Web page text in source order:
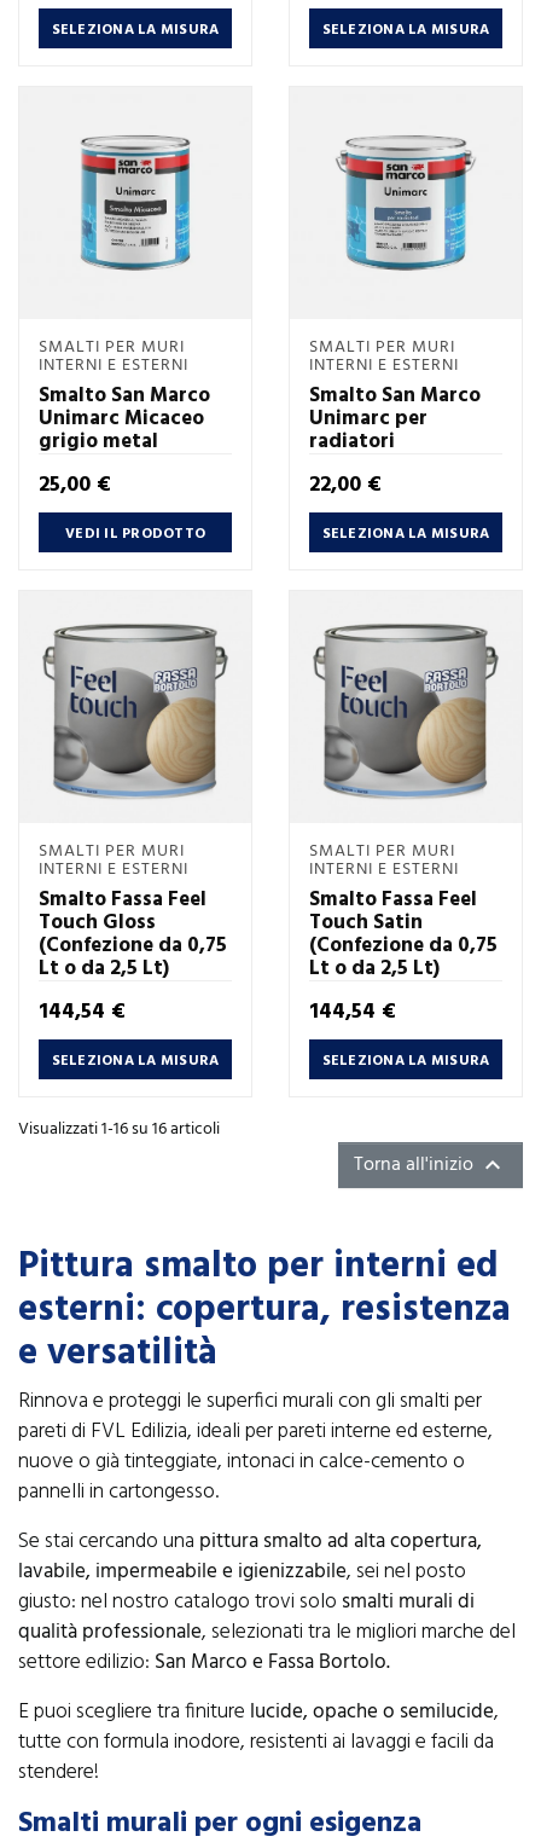
SELEZIONA LA MISURA SELEZIONA LA MISURA
SMALTI PER MURI
INTERNI E ESTERNI
Smalto San Marco
Unimarc Micaceo
grigio metal
Prezzo
25,00 €
VEDI IL PRODOTTO
SMALTI PER MURI
INTERNI E ESTERNI
Smalto San Marco
Unimarc per
radiatori
Prezzo
22,00 €
SELEZIONA LA MISURA
SMALTI PER MURI
INTERNI E ESTERNI
Smalto Fassa Feel
Touch Gloss
(Confezione da 0,75
Lt o da 2,5 Lt)
Prezzo
144,54 €
SELEZIONA LA MISURA
SMALTI PER MURI
INTERNI E ESTERNI
Smalto Fassa Feel
Touch Satin
(Confezione da 0,75
Lt o da 2,5 Lt)
Prezzo
144,54 €
SELEZIONA LA MISURA
Visualizzati 1-16 su 16 articoli
Torna all'inizio 
Pittura smalto per interni ed
esterni: copertura, resistenza
e versatilità
Rinnova e proteggi le superfici murali con gli smalti per
pareti di FVL Edilizia, ideali per pareti interne ed esterne,
nuove o già tinteggiate, intonaci in calce-cemento o
pannelli in cartongesso.
Se stai cercando una pittura smalto ad alta copertura,
lavabile, impermeabile e igienizzabile, sei nel posto
giusto: nel nostro catalogo trovi solo smalti murali di
qualità professionale, selezionati tra le migliori marche del
settore edilizio: San Marco e Fassa Bortolo.
E puoi scegliere tra finiture lucide, opache o semilucide,
tutte con formula inodore, resistenti ai lavaggi e facili da
stendere!
Smalti murali per ogni esigenza